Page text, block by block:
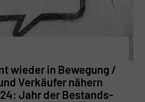
wieder in Bewegung /
Verkäufer nähern
Jahr der Bestands-